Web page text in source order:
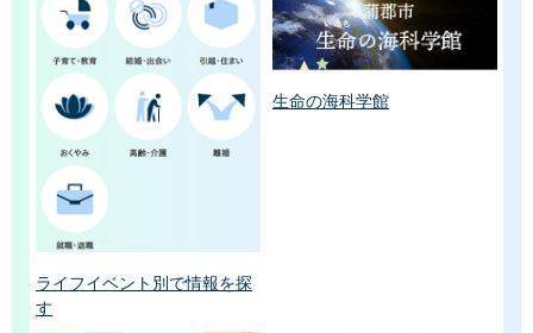
ライフイベント別で情報を探
す
生命の海科学館